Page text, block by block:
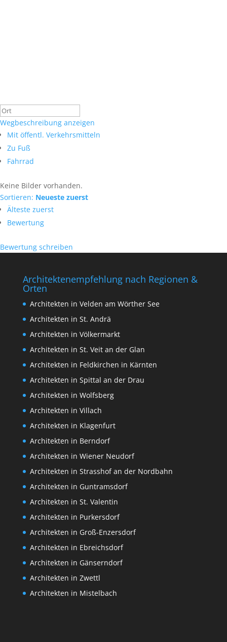
Wegbeschreibung anzeigen
Mit öffentl. Verkehrsmitteln
Zu Fuß
Fahrrad
Keine Bilder vorhanden.
Sortieren: Neueste zuerst
Älteste zuerst
Bewertung
Bewertung schreiben
Architektenempfehlung nach Regionen &
Orten
Architekten in Velden am Wörther See
Architekten in St. Andrä
Architekten in Völkermarkt
Architekten in St. Veit an der Glan
Architekten in Feldkirchen in Kärnten
Architekten in Spittal an der Drau
Architekten in Wolfsberg
Architekten in Villach
Architekten in Klagenfurt
Architekten in Berndorf
Architekten in Wiener Neudorf
Architekten in Strasshof an der Nordbahn
Architekten in Guntramsdorf
Architekten in St. Valentin
Architekten in Purkersdorf
Architekten in Groß-Enzersdorf
Architekten in Ebreichsdorf
Architekten in Gänserndorf
Architekten in Zwettl
Architekten in Mistelbach